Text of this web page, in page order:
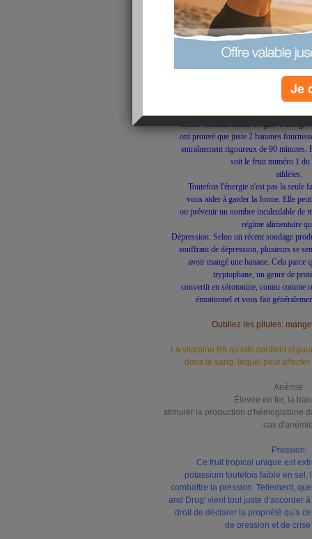
Après avoir lu ceci, vous ne regarderez
manière!!! et vous comprendrez
Alors il est peut être temps de
donne instantanément un gain d'énergie
ont prouvé que juste 2 bananes
entraînement rigoureux de 90 minutes.
soit le fruit numéro 1 du
athlètes.
Toutefois l'énergie n'est pas la seule
vous aider à garder la forme. Elle
ou prévenir un nombre incalculable de
régime alimentaire
Dépression: Selon un récent sondage
souffrant de dépression, plusieurs se
avoir mangé une banane. Cela parce
tryptophane, un genre de
convertit en sérotonine, connu comme
émotionnel et vous fait
Oubliez les pilules:
La vitamine B6 qu'elle contient
dans le sang, lequel peut
Anémie:
Élevée en fer, la
stimuler la production d'hémoglobine
cas
Pression:
Ce fruit tropical unique est
potassium toutefois faible en sel,
combattre la pression. Tellement,
and Drug' vient tout juste d'accorder
droit de déclarer la propriété qu'a
de pression et de
Je